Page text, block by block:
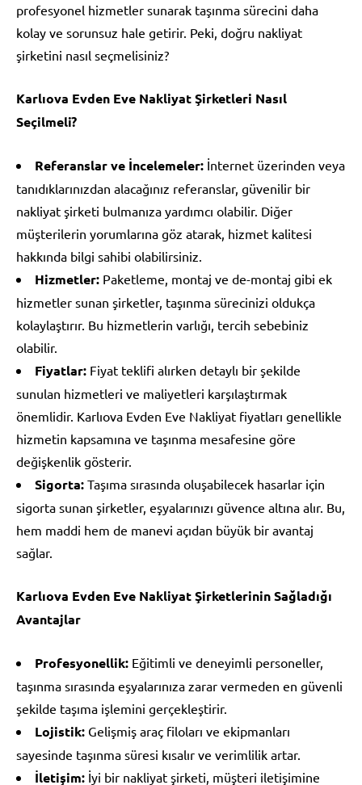
profesyonel hizmetler sunarak taşınma sürecini daha
kolay ve sorunsuz hale getirir. Peki, doğru nakliyat
şirketini nasıl seçmelisiniz?
Karlıova Evden Eve Nakliyat Şirketleri Nasıl
Seçilmeli?
Referanslar ve İncelemeler: İnternet üzerinden veya
tanıdıklarınızdan alacağınız referanslar, güvenilir bir
nakliyat şirketi bulmanıza yardımcı olabilir. Diğer
müşterilerin yorumlarına göz atarak, hizmet kalitesi
hakkında bilgi sahibi olabilirsiniz.
Hizmetler: Paketleme, montaj ve de-montaj gibi ek
hizmetler sunan şirketler, taşınma sürecinizi oldukça
kolaylaştırır. Bu hizmetlerin varlığı, tercih sebebiniz
olabilir.
Fiyatlar: Fiyat teklifi alırken detaylı bir şekilde
sunulan hizmetleri ve maliyetleri karşılaştırmak
önemlidir. Karlıova Evden Eve Nakliyat fiyatları genellikle
hizmetin kapsamına ve taşınma mesafesine göre
değişkenlik gösterir.
Sigorta: Taşıma sırasında oluşabilecek hasarlar için
sigorta sunan şirketler, eşyalarınızı güvence altına alır. Bu,
hem maddi hem de manevi açıdan büyük bir avantaj
sağlar.
Karlıova Evden Eve Nakliyat Şirketlerinin Sağladığı
Avantajlar
Profesyonellik: Eğitimli ve deneyimli personeller,
taşınma sırasında eşyalarınıza zarar vermeden en güvenli
şekilde taşıma işlemini gerçekleştirir.
Lojistik: Gelişmiş araç filoları ve ekipmanları
sayesinde taşınma süresi kısalır ve verimlilik artar.
İletişim: İyi bir nakliyat şirketi, müşteri iletişimine